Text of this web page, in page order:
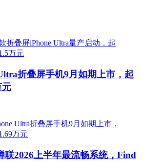
折叠屏手机9月如期上市，起
元
联2026上半年最流畅系统，Find